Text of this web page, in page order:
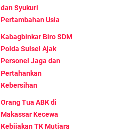
dan Syukuri
Pertambahan Usia
Kabagbinkar Biro SDM
Polda Sulsel Ajak
Personel Jaga dan
Pertahankan
Kebersihan
Orang Tua ABK di
Makassar Kecewa
Kebijakan TK Mutiara